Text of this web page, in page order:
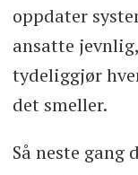
oppdater
ansatte
tydeliggjør
det smeller.
Så neste gang